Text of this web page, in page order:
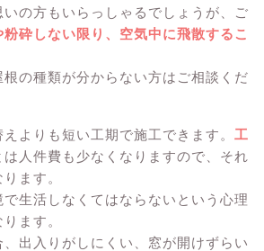
の方もいらっしゃるでしょうが、ご
粉砕しない限り、空気中に飛散するこ
根の種類が分からない方はご相談くだ
よりも短い工期で施工できます。 工
は人件費も少なくなりますので、それ
ります。
生活しなくてはならないという心理
ます。
出入りがしにくい、窓が開けずらい